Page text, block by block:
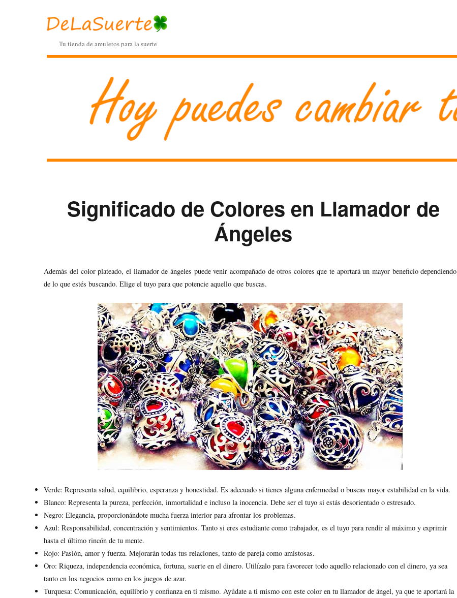
Tu tienda de amuletos para la suerte
Significado de Colores en Llamador de
Ángeles
Además del color plateado, el llamador de ángeles puede venir acompañado de otros colores que te aportará un mayor beneficio dependiendo
de lo que estés buscando. Elige el tuyo para que potencie aquello que buscas.
Verde: Representa salud, equilibrio, esperanza y honestidad. Es adecuado si tienes alguna enfermedad o buscas mayor estabilidad en la vida.
Blanco: Representa la pureza, perfección, inmortalidad e incluso la inocencia. Debe ser el tuyo si estás desorientado o estresado.
Negro: Elegancia, proporcionándote mucha fuerza interior para afrontar los problemas.
Azul: Responsabilidad, concentración y sentimientos. Tanto si eres estudiante como trabajador, es el tuyo para rendir al máximo y exprimir
hasta el último rincón de tu mente.
Rojo: Pasión, amor y fuerza. Mejorarán todas tus relaciones, tanto de pareja como amistosas.
Oro: Riqueza, independencia económica, fortuna, suerte en el dinero. Utilízalo para favorecer todo aquello relacionado con el dinero, ya sea
tanto en los negocios como en los juegos de azar.
Turquesa: Comunicación, equilibrio y confianza en ti mismo. Ayúdate a ti mismo con este color en tu llamador de ángel, ya que te aportará la